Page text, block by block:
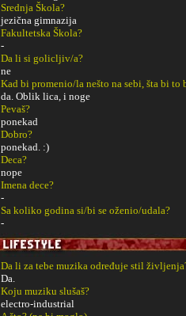
Srednja Škola?
jezična gimnazija
Fakultetska Škola?
-
Da li si golicljiv/a?
ne
Kad bi promenio/la nešto na sebi, šta bi to
da. Oblik lica, i noge
Pevaš?
ponekad
Dobro?
ponekad. :)
Deca?
nope
Imena dece?
-
Sa koliko godina si/bi se oženio/udala?
-
Da li za tebe muzika određuje stil
Da.
Koju muziku slušaš?
electro-industrial